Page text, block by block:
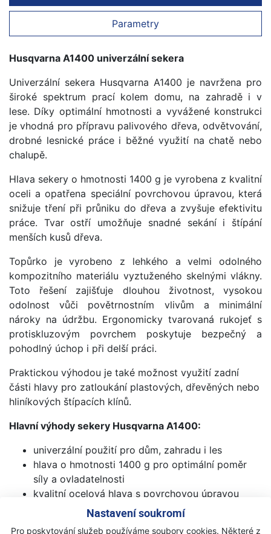
Nastavení soukromí
Pro poskytování služeb používáme soubory cookies. Některé z
Parametry
Husqvarna A1400 univerzální sekera
Univerzální sekera Husqvarna A1400 je navržena pro
široké spektrum prací kolem domu, na zahradě i v
lese. Díky optimální hmotnosti a vyvážené konstrukci
je vhodná pro přípravu palivového dřeva, odvětvování,
drobné lesnické práce i běžné využití na chatě nebo
chalupě.
Hlava sekery o hmotnosti 1400 g je vyrobena z kvalitní
oceli a opatřena speciální povrchovou úpravou, která
snižuje tření při průniku do dřeva a zvyšuje efektivitu
práce. Tvar ostří umožňuje snadné sekání i štípání
menších kusů dřeva.
Topůrko je vyrobeno z lehkého a velmi odolného
kompozitního materiálu vyztuženého skelnými vlákny.
Toto řešení zajišťuje dlouhou životnost, vysokou
odolnost vůči povětrnostním vlivům a minimální
nároky na údržbu. Ergonomicky tvarovaná rukojeť s
protiskluzovým povrchem poskytuje bezpečný a
pohodlný úchop i při delší práci.
Praktickou výhodou je také možnost využití zadní
části hlavy pro zatloukání plastových, dřevěných nebo
hliníkových štípacích klínů.
Hlavní výhody sekery Husqvarna A1400:
univerzální použití pro dům, zahradu i les
hlava o hmotnosti 1400 g pro optimální poměr
síly a ovladatelnosti
kvalitní ocelová hlava s povrchovou úpravou
snižující tření